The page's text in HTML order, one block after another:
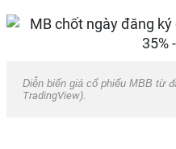
Diễn biến giá cổ phiếu MBB từ
TradingView).